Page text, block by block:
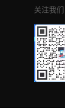
关注我们